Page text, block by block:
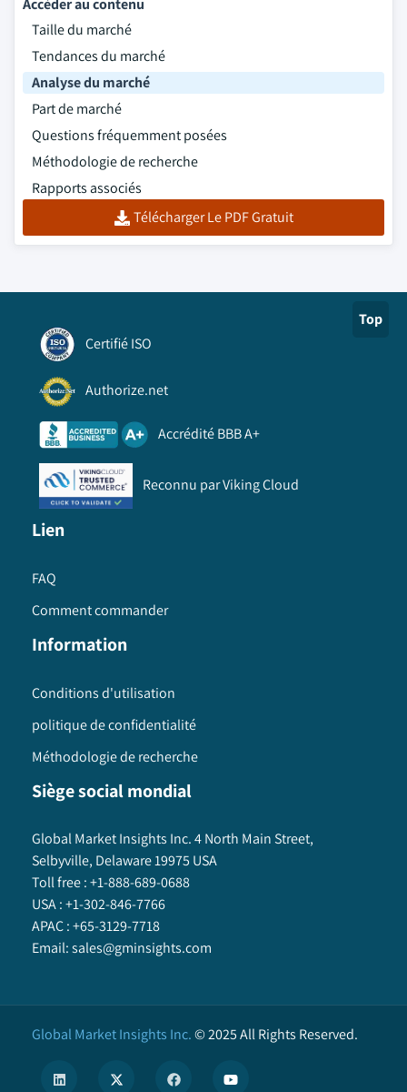
Accéder au contenu
Taille du marché
Tendances du marché
Analyse du marché
Part de marché
Questions fréquemment posées
Méthodologie de recherche
Rapports associés
Télécharger Le PDF Gratuit
Top
Certifié ISO
Authorize.net
Accrédité BBB A+
Reconnu par Viking Cloud
Lien
FAQ
Comment commander
Information
Conditions d'utilisation
politique de confidentialité
Méthodologie de recherche
Siège social mondial
Global Market Insights Inc. 4 North Main Street,
Selbyville, Delaware 19975 USA
Toll free :+1-888-689-0688
USA :+1-302-846-7766
APAC :+65-3129-7718
Email:sales@gminsights.com
Global Market Insights Inc.©2025All Rights Reserved.